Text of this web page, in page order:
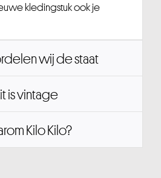
kledingstuk ook je
wij de staat
is vintage
Kilo Kilo?